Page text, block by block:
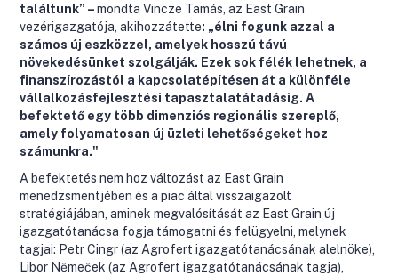
találtunk” –mondta Vincze Tamás, az East Grain
vezérigazgatója, akihozzátette: „élni fogunk azzal a
számos új eszközzel, amelyek hosszú távú
növekedésünket szolgálják. Ezek sok félék lehetnek, a
finanszírozástól a kapcsolatépítésen át a különféle
vállalkozásfejlesztési tapasztalatátadásig. A
befektető egy több dimenziós regionális szereplő,
amely folyamatosan új üzleti lehetőségeket hoz
számunkra."
A befektetés nem hoz változást az East Grain
menedzsmentjében és a piac által visszaigazolt
stratégiájában, aminek megvalósítását az East Grain új
igazgatótanácsa fogja támogatni és felügyelni, melynek
tagjai: Petr Cingr (az Agrofert igazgatótanácsának alelnöke),
Libor Němeček (az Agrofert igazgatótanácsának tagja),